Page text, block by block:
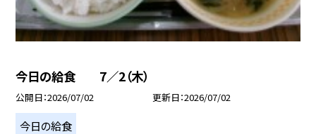
今日の給食 7／2（木）
公開日 2026/07/02 更新日 2026/07/02
今日の給食